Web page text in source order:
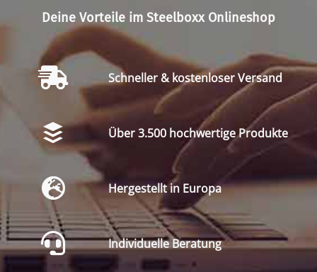
Deine Vorteile im Steelboxx Onlineshop
Schneller & kostenloser Versand
Über 3.500 hochwertige Produkte
Hergestellt in Europa
Individuelle Beratung